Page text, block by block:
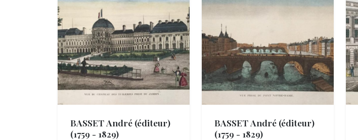
BASSET André (éditeur)
(1759 - 1829)
BASSET André (éditeur)
(1759 - 1829)